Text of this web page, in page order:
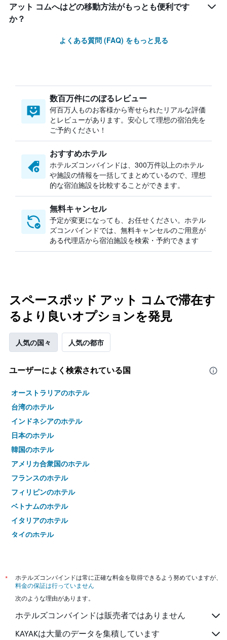
アット コムへはどの移動方法がもっとも便利です
か？
よくある質問 (FAQ) をもっと見る
数百万件にのぼるレビュー
何百万人ものお客様から寄せられたリアルな評価
とレビューがあります。安心して理想の宿泊先を
ご予約ください！
おすすめホテル
ホテルズコンバインドは、300万件以上のホテル
や施設の情報を一括してまとめているので、理想
的な宿泊施設を比較することができます。
無料キャンセル
予定が変更になっても、お任せください。ホテル
ズコンバインドでは、無料キャンセルのご用意が
ある代理店から宿泊施設を検索・予約できます
スペースポッド アット コムで滞在す
るより良いオプションを発見
人気の国々 人気の都市
ユーザーによく検索されている国
オーストラリアのホテル
台湾のホテル
インドネシアのホテル
日本のホテル
韓国のホテル
アメリカ合衆国のホテル
フランスのホテル
フィリピンのホテル
ベトナムのホテル
イタリアのホテル
タイのホテル
*
ホテルズコンバインドは常に正確な料金を取得できるよう努めていますが、
料金の保証は行っていません
次のような理由があります。
ホテルズコンバインドは販売者ではありません
KAYAKは大量のデータを集積しています